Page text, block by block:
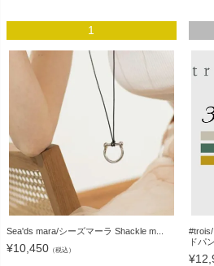
1
Sea'ds mara/シーズマーラ Shackle m...
¥10,450 （税込）
ドパ
¥